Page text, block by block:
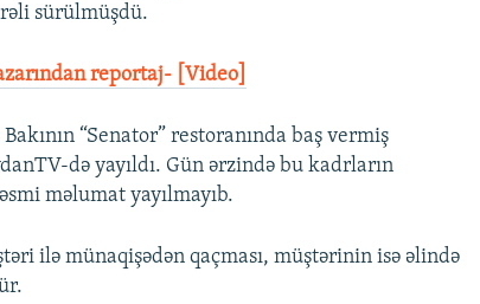
sürülmüşdü.
reportaj- [Video]
“Senator” restoranında baş vermiş
də yayıldı. Gün ərzində bu kadrların
məlumat yayılmayıb.
ilə münaqişədən qaçması, müştərinin isə əlində